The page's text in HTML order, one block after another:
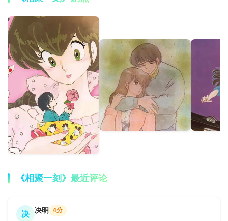
《相聚一刻》最近评论
决 决明 4分